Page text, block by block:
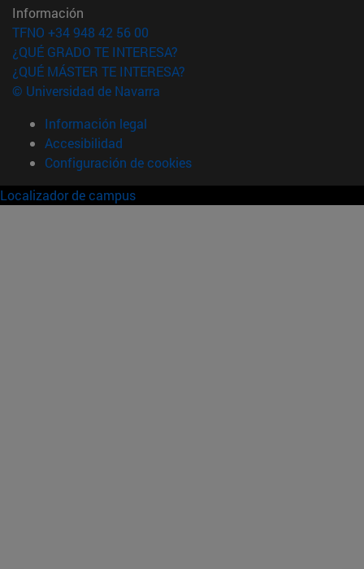
Información
TFNO +34 948 42 56 00
¿QUÉ GRADO TE INTERESA?
¿QUÉ MÁSTER TE INTERESA?
© Universidad de Navarra
Información legal
Accesibilidad
Configuración de cookies
Localizador de campus